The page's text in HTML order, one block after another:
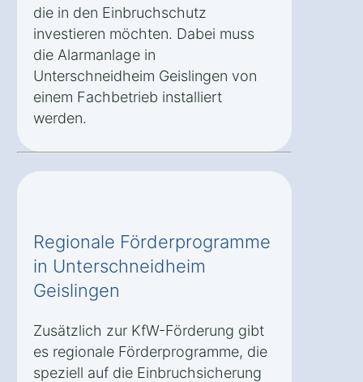
die in den Einbruchschutz
investieren möchten. Dabei muss
die Alarmanlage in
Unterschneidheim Geislingen von
einem Fachbetrieb installiert
werden.
Regionale Förderprogramme
in Unterschneidheim
Geislingen
Zusätzlich zur KfW-Förderung gibt
es regionale Förderprogramme, die
speziell auf die Einbruchsicherung